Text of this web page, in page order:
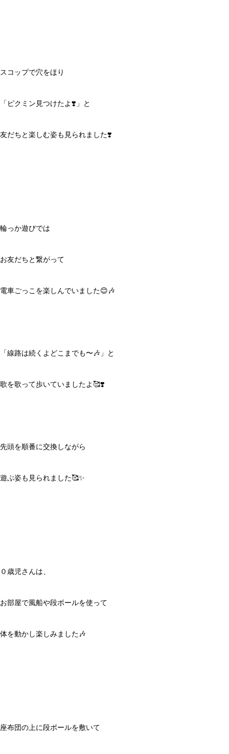
スコップで穴をほり
「ピクミン見つけたよ❣️」と
友だちと楽しむ姿も見られました❣️
輪っか遊びでは
お友だちと繋がって
電車ごっこを楽しんでいました😊🎶
「線路は続くよどこまでも〜🎶」と
歌を歌って歩いていましたよ🥰❣️
先頭を順番に交換しながら
遊ぶ姿も見られました🥰✨
０歳児さんは、
お部屋で風船や段ボールを使って
体を動かし楽しみました🎶
座布団の上に段ボールを敷いて